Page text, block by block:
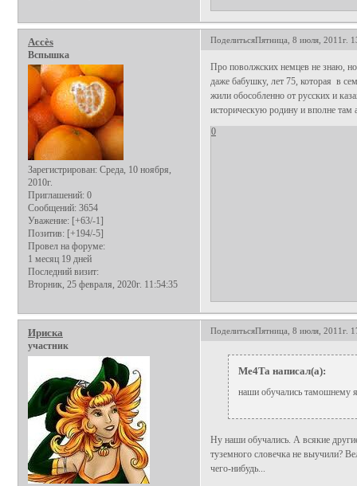
ПоделитьсяПятница, 8 июля, 2011г.
Аccès
Вспышка
Зарегистрирован: Среда, 10 ноября,
2010г.
Приглашений: 0
Сообщений: 3654
Уважение: [+63/-1]
Позитив: [+194/-5]
Провел на форуме:
1 месяц 19 дней
Последний визит:
Вторник, 25 февраля, 2020г. 11:54:35
Про поволжских немцев не знаю,
даже бабушку, лет 75, которая в
жили обособленно от русских и
историческую родину и вполне там
0
ПоделитьсяПятница, 8 июля, 2011г.
Ириска
участник
Me4Ta написал(а):
наши обучались тамошнему
Ну наши обучались. А всякие
туземного словечка не выучили?
чего-нибудь...